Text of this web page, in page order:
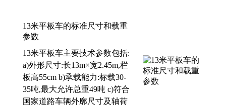
13米平板车的标准尺寸和载重
参数
13米平板车主要技术参数包括:
a)外形尺寸:长13m×宽2.45m,栏
板高55cm b)承载能力:标载30-
35吨,最大允许总重49吨 c)符合
国家道路车辆外廓尺寸及轴荷